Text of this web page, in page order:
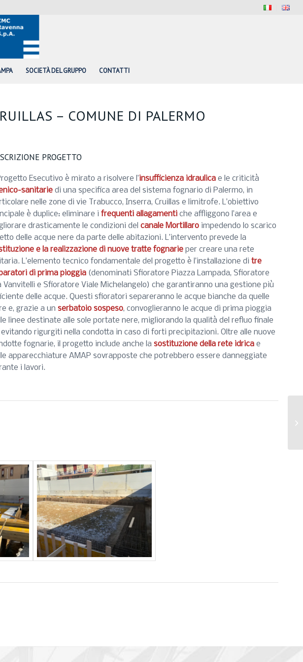
SOCIETÀ DEL GRUPPO CONTATTI
– COMUNE DI PALERMO
PROGETTO
Esecutivo è mirato a risolvere l’insufficienza idraulica e le criticità
sanitarie di una specifica area del sistema fognario di Palermo, in
nelle zone di vie Trabucco, Inserra, Cruillas e limitrofe. L’obiettivo
è duplice: eliminare ifrequenti allagamenti che affliggono l’area e
drasticamente le condizioni delcanale Mortillaro impedendo lo scarico
delle acque nere da parte delle abitazioni. L’intervento prevede la
e la realizzazione di nuove tratte fognarie per creare una rete
L’elemento tecnico fondamentale del progetto è l’installazione ditre
di prima pioggia (denominati Sfioratore Piazza Lampada, Sfioratore
Vanvitelli e Sfioratore Viale Michelangelo) che garantiranno una gestione più
delle acque. Questi sfioratori separeranno le acque bianche da quelle
e, grazie a unserbatoio sospeso, convoglieranno le acque di prima pioggia
linee destinate alle sole portate nere, migliorando la qualità del refluo finale
evitando rigurgiti nella condotta in caso di forti precipitazioni. Oltre alle nuove
fognarie, il progetto include anche lasostituzione della rete idrica e
apparecchiature AMAP sovrapposte che potrebbero essere danneggiate
i lavori.